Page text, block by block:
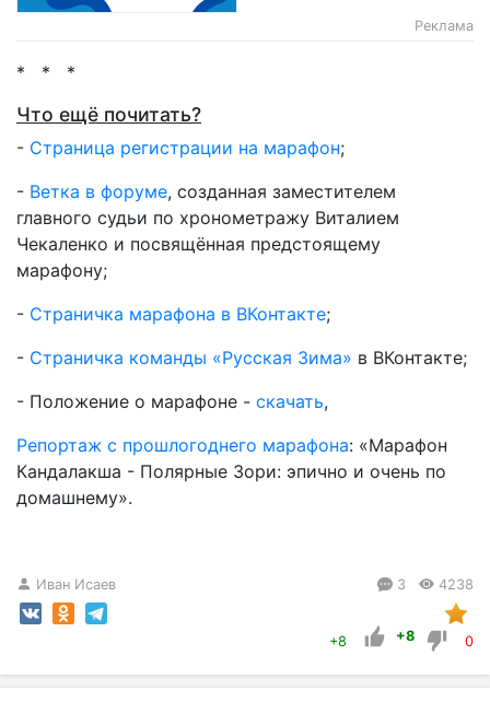
Реклама
* * *
Что ещё почитать?
- Страница регистрации на марафон;
- Ветка в форуме, созданная заместителем
главного судьи по хронометражу Виталием
Чекаленко и посвящённая предстоящему
марафону;
- Страничка марафона в ВКонтакте;
- Страничка команды «Русская Зима» в ВКонтакте;
- Положение о марафоне - скачать,
Репортаж с прошлогоднего марафона: «Марафон
Кандалакша - Полярные Зори: эпично и очень по
домашнему».
Иван Исаев 3 4238
+8 +8 0